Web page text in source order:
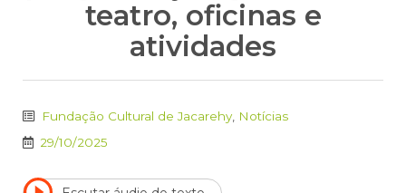
teatro, oficinas e
atividades
Fundação Cultural de Jacarehy Notícias
29/10/2025